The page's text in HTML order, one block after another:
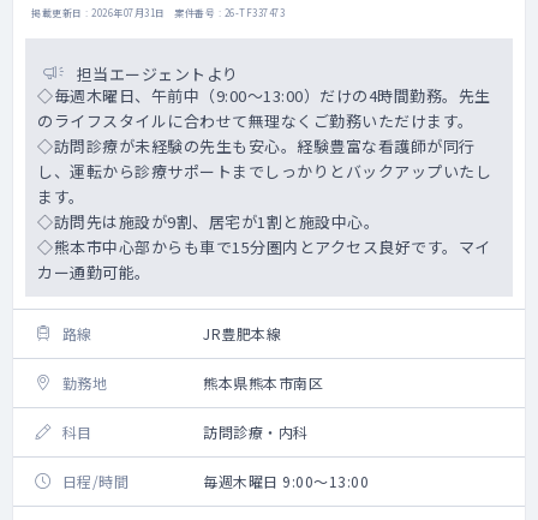
掲載更新日 : 2026年07月31日 案件番号 : 26-TF337473
担当エージェントより
◇毎週木曜日、午前中（9:00～13:00）だけの4時間勤務。先生
のライフスタイルに合わせて無理なくご勤務いただけます。
◇訪問診療が未経験の先生も安心。経験豊富な看護師が同行
し、運転から診療サポートまでしっかりとバックアップいたし
ます。
◇訪問先は施設が9割、居宅が1割と施設中心。
◇熊本市中心部からも車で15分圏内とアクセス良好です。マイ
カー通勤可能。
路線 JR豊肥本線
勤務地 熊本県熊本市南区
科目 訪問診療・内科
日程/時間 毎週木曜日 9:00～13:00